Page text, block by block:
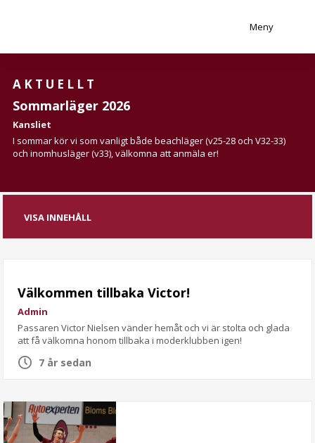
Meny
AKTUELLT
Sommarläger 2026
Kansliet
I sommar kör vi som vanligt både beachläger (v25-28 och V32-33)
och inomhusläger (v33), välkomna att anmäla er!
VISA INNEHÅLL
Välkommen tillbaka Victor!
Admin
Passaren Victor Nielsen vänder hemåt och vi är stolta och glada
att få välkomna honom tillbaka i moderklubben igen!
7 år sedan